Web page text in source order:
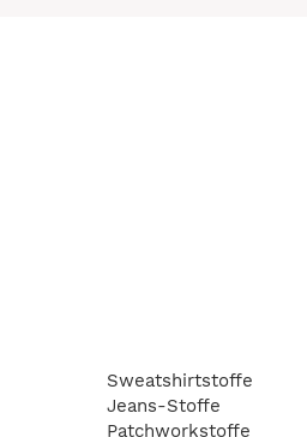
Sweatshirtstoffe
Jeans-Stoffe
Patchworkstoffe